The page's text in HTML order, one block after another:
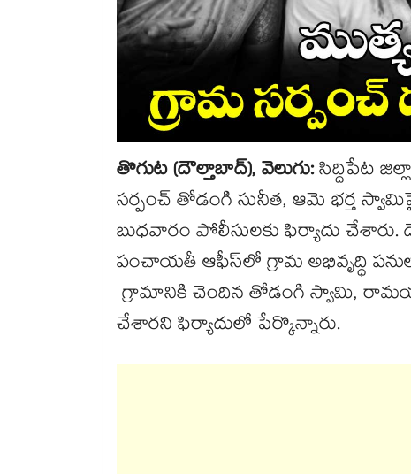
తొగుట (దౌల్తాబాద్), వెలుగు:సిద్దిపేట
సర్పంచ్ తోడంగి సునీత, ఆమె భర్త
బుధవారం పోలీసులకు ఫిర్యాదు
పంచాయతీ ఆఫీస్‌‌లో గ్రామ అభివృద్ధి
గ్రామానికి చెందిన తోడంగి స్వామి,
చేశారని ఫిర్యాదులో పేర్కొన్నారు.